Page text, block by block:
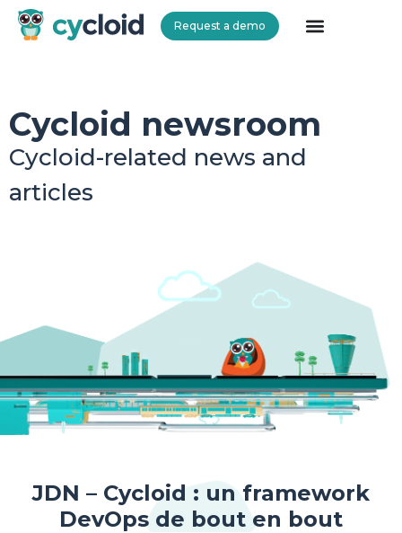
Request a demo
Cycloid newsroom
Cycloid-related news and
articles
JDN – Cycloid : un framework
DevOps de bout en bout